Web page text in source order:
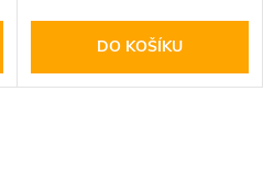
DO KOŠÍKU